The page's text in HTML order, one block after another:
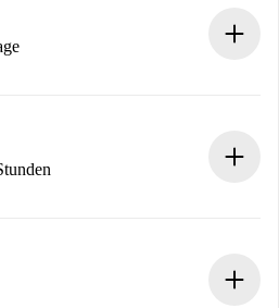
Informationen im Voraus.
erst belasten, wenn der
muss, entstehen keine